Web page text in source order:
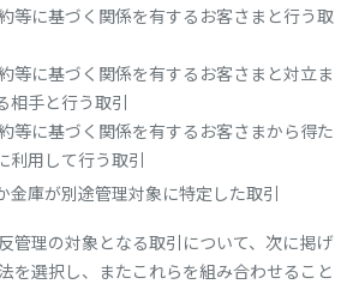
口座を開く 子育て支援
等に基づく関係を有するお客さまと行う取
等に基づく関係を有するお客さまと対立ま
相手と行う取引
等に基づく関係を有するお客さまから得た
利用して行う取引
庫が別途管理対象に特定した取引
管理の対象となる取引について、次に掲げ
を選択し、またこれらを組み合わせること